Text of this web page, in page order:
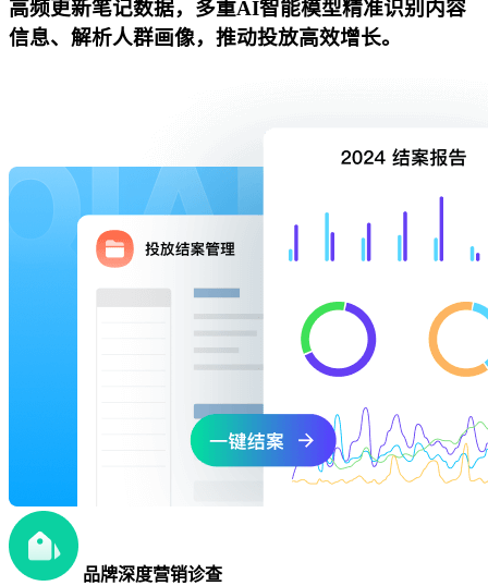
高频更新笔记数据，多重AI智能模型精准识别内容
信息、解析人群画像，推动投放高效增长。
品牌深度营销诊查